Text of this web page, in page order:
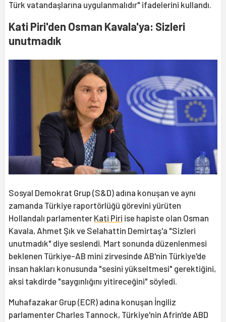
Türk vatandaşlarına uygulanmalıdır" ifadelerini kullandı.
Kati Piri'den Osman Kavala'ya: Sizleri
unutmadık
Sosyal Demokrat Grup (S&D) adına konuşan ve aynı
zamanda Türkiye raportörlüğü görevini yürüten
Hollandalı parlamenter Kati Piri ise hapiste olan Osman
Kavala, Ahmet Şık ve Selahattin Demirtaş'a "Sizleri
unutmadık" diye seslendi. Mart sonunda düzenlenmesi
beklenen Türkiye-AB mini zirvesinde AB'nin Türkiye'de
insan hakları konusunda "sesini yükseltmesi" gerektiğini,
aksi takdirde "saygınlığını yitireceğini" söyledi.
Muhafazakar Grup (ECR) adına konuşan İngiliz
parlamenter Charles Tannock, Türkiye'nin Afrin'de ABD